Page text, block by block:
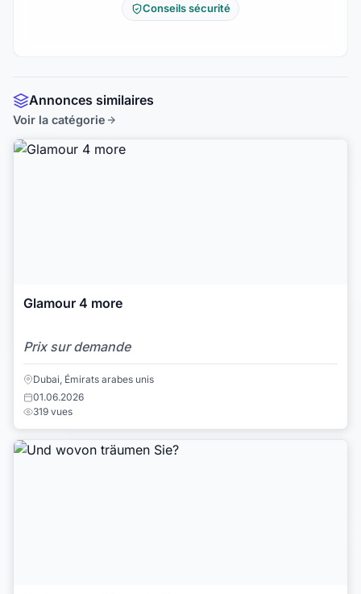
Conseils sécurité
Annonces similaires
Voir la catégorie
Glamour 4 more
Prix sur demande
Dubai, Émirats arabes unis
01.06.2026
319 vues